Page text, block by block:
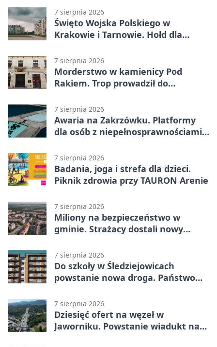
7 sierpnia 2026
Święto Wojska Polskiego w
Krakowie i Tarnowie. Hołd dla
7 sierpnia 2026
Morderstwo w kamienicy Pod
Rakiem. Trop prowadził do
7 sierpnia 2026
Awaria na Zakrzówku. Platformy
dla osób z niepełnosprawnościami
7 sierpnia 2026
Badania, joga i strefa dla dzieci.
Piknik zdrowia przy TAURON Arenie
7 sierpnia 2026
Miliony na bezpieczeństwo w
gminie. Strażacy dostali nowy
7 sierpnia 2026
Do szkoły w Śledziejowicach
powstanie nowa droga. Państwo
7 sierpnia 2026
Dziesięć ofert na węzeł w
Jaworniku. Powstanie wiadukt nad